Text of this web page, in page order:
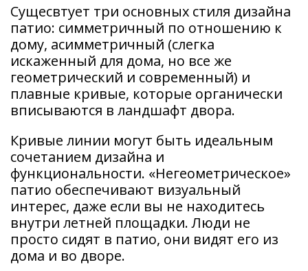
Сущесвтует три основных стиля дизайна
патио: симметричный по отношению к
дому, асимметричный (слегка
искаженный для дома, но все же
геометрический и современный) и
плавные кривые, которые органически
вписываются в ландшафт двора.
Кривые линии могут быть идеальным
сочетанием дизайна и
функциональности. «Негеометрическое»
патио обеспечивают визуальный
интерес, даже если вы не находитесь
внутри летней площадки. Люди не
просто сидят в патио, они видят его из
дома и во дворе.